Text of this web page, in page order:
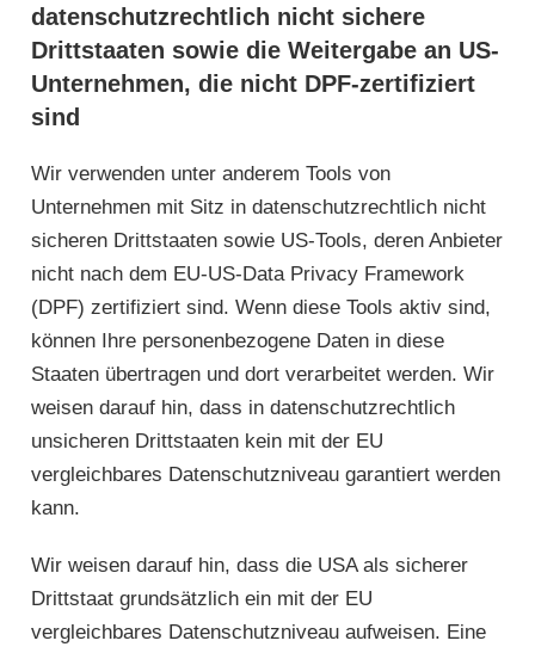
datenschutzrechtlich nicht sichere
Drittstaaten sowie die Weitergabe an US-
Unternehmen, die nicht DPF-zertifiziert
sind
Wir verwenden unter anderem Tools von
Unternehmen mit Sitz in datenschutzrechtlich nicht
sicheren Drittstaaten sowie US-Tools, deren Anbieter
nicht nach dem EU-US-Data Privacy Framework
(DPF) zertifiziert sind. Wenn diese Tools aktiv sind,
können Ihre personenbezogene Daten in diese
Staaten übertragen und dort verarbeitet werden. Wir
weisen darauf hin, dass in datenschutzrechtlich
unsicheren Drittstaaten kein mit der EU
vergleichbares Datenschutzniveau garantiert werden
kann.
Wir weisen darauf hin, dass die USA als sicherer
Drittstaat grundsätzlich ein mit der EU
vergleichbares Datenschutzniveau aufweisen. Eine